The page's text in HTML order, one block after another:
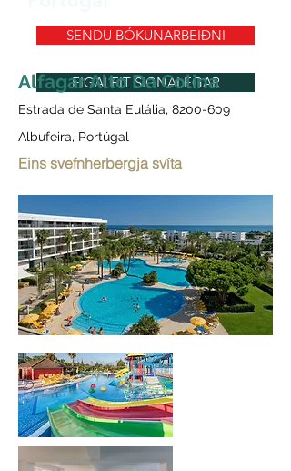
SENDU BÓKUNARBEIÐNI
EIGALEIT SIGNALEGAR
Alfagar Alto Da Colina
Estrada de Santa Eulália, 8200-609
Albufeira, Portúgal
Eins svefnherbergja svíta